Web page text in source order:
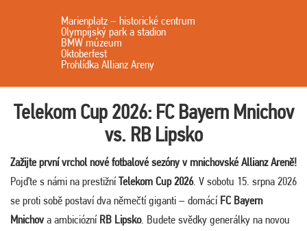
Marienplatz – historické centrum
Olympijský park a stadion
BMW múzeum
Oktoberfest
Prohlídka Allianz Areny
Telekom Cup 2026: FC Bayern Mnichov
vs. RB Lipsko
Zažijte první vrchol nové fotbalové sezóny v mnichovské Allianz Areně!
Pojďte s námi na prestižníTelekom Cup 2026. V sobotu 15. srpna 2026
se proti sobě postaví dva němečtí giganti – domácí FC Bayern
Mnichova ambiciózní RB Lipsko. Budete svědky generálky na novou